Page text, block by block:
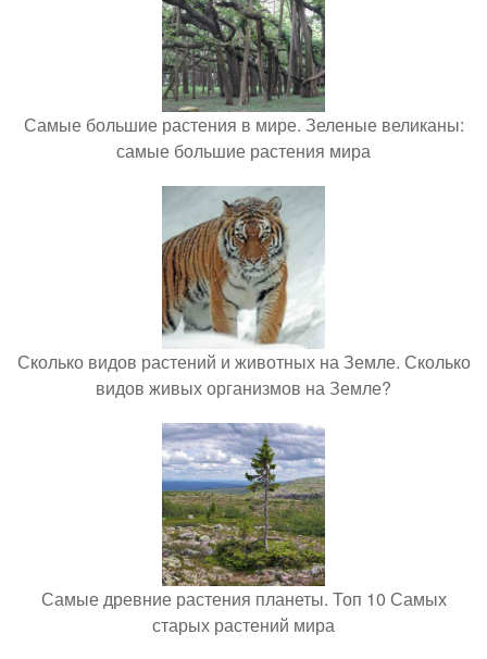
Самые большие растения в мире. Зеленые великаны:
самые большие растения мира
Сколько видов растений и животных на Земле. Сколько
видов живых организмов на Земле?
Самые древние растения планеты. Топ 10 Самых
старых растений мира